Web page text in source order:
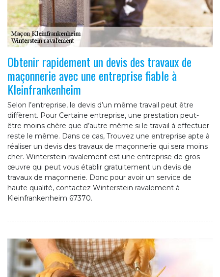
Obtenir rapidement un devis des travaux de
maçonnerie avec une entreprise fiable à
Kleinfrankenheim
Selon l’entreprise, le devis d’un même travail peut être
diffèrent. Pour Certaine entreprise, une prestation peut-
être moins chère que d’autre même si le travail à effectuer
reste le même. Dans ce cas, Trouvez une entreprise apte à
réaliser un devis des travaux de maçonnerie qui sera moins
cher. Winterstein ravalement est une entreprise de gros
œuvre qui peut vous établir gratuitement un devis de
travaux de maçonnerie. Donc pour avoir un service de
haute qualité, contactez Winterstein ravalement à
Kleinfrankenheim 67370.